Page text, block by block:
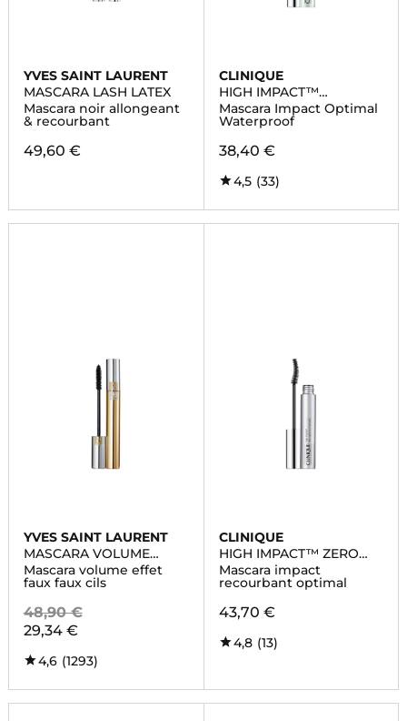
YVES SAINT LAURENT
MASCARA LASH LATEX
Mascara noir allongeant
& recourbant
49,60 €
CLINIQUE
HIGH IMPACT™
MASCARA
Mascara Impact Optimal
Waterproof
38,40 €
4,5 (33)
YVES SAINT LAURENT
MASCARA VOLUME
EFFET FAUX CILS
Mascara volume effet
faux faux cils
48,90 €
29,34 €
4,6 (1293)
CLINIQUE
HIGH IMPACT™ ZERO
GRAVITY MASCARA
Mascara impact
recourbant optimal
43,70 €
4,8 (13)